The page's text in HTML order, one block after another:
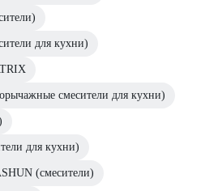
для кухни)
смесители для кухни)
для кухни)
(смесители)